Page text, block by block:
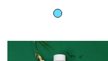
Bleu